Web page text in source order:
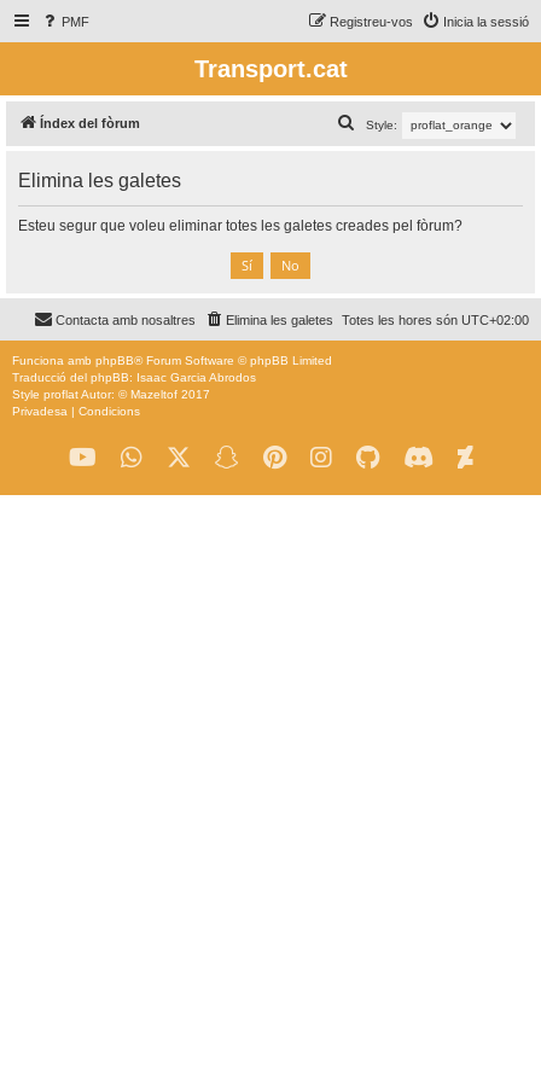
PMF Inicia la sessió
Registreu-vos
Transport.cat
Índex del fòrum Style:
e
c
Elimina les galetes
Esteu segur que voleu eliminar totes les galetes creades pel fòrum?
Totes les hores són UTC+02:00
Elimina les galetes
Contacta amb nosaltres
Funciona amb phpBB® Forum Software © phpBB Limited
Traducció del phpBB: Isaac Garcia Abrodos
Style proflatAutor: ©Mazeltof 2017
Privadesa | Condicions